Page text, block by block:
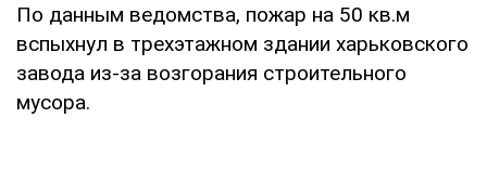
По данным ведомства, пожар на 50 кв.м
вспыхнул в трехэтажном здании харьковского
завода из-за возгорания строительного
мусора.